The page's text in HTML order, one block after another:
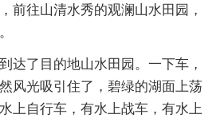
前往山清水秀的观澜山水田园，
达了目的地山水田园。一下车，
风光吸引住了，碧绿的湖面上荡
上自行车，有水上战车，有水上